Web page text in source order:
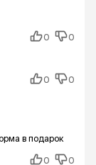
0
0
0
0
в подарок
0
0